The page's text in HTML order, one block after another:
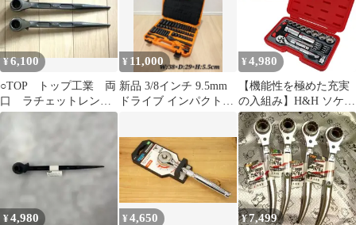
¥6,100
○TOP トップ工業 両
口 ラチェットレン
チ 27✖️30 2本セット
¥ 11,000
新品 3/8インチ 9.5mm
ドライブ インパクトソ
¥ 4,980
【機能性を極めた充実
の入組み】H&H ソケッ
トレンチセット H-3023
｜ 9.5mm差込角｜23点
セット｜ラチェット・
ビット付き｜ケース入
り ｜新品未使用
¥4,980 ¥4,650 ¥7,499